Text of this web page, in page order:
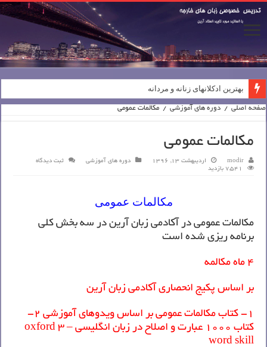
بهترین ادکلانهای زنانه و مردانه
اعطای نمایندگی
صفحه اصلی / دوره های آموزشی / مکالمات عمومی
مکالمات عمومی
modir اردیبهشت 13, 1396 دوره های آموزشی
ثبت دیدگاه
7,541 بازدید
مکالمات عمومی
مکالمات عمومی در آکادمی زبان آرین در سه بخش کلی
برنامه ریزی شده است
4 ماه مکالمه
بر اساس پکیج انحصاری آکادمی زبان آرین
1- کتاب مکالمات عمومی بر اساس ویدوهای آموزشی 2-
کتاب 1000 عبارت و اصلاح در زبان انگلیسی – 3 oxford
word skill